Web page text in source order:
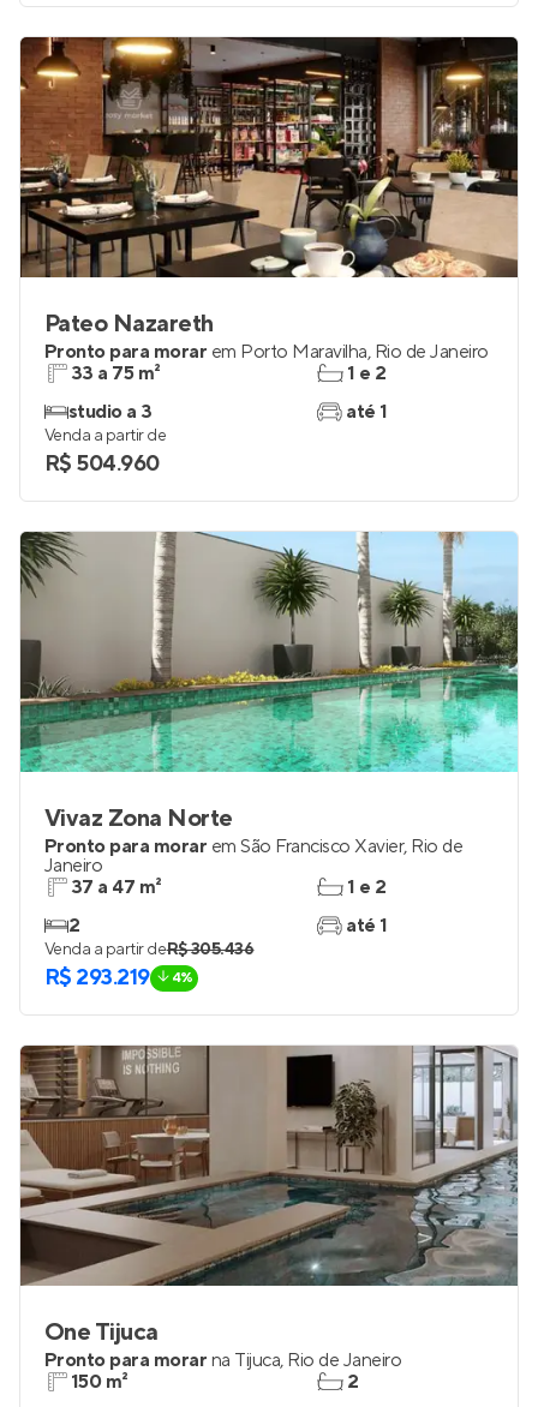
Pateo Nazareth
Pronto para morar em Porto Maravilha, Rio de Janeiro
33 a 75 m²
studio a 3
1 e 2
até 1
Venda a partir de
R$ 504.960
Vivaz Zona Norte
Pronto para morar em São Francisco Xavier, Rio de
Janeiro
37 a 47 m²
2
1 e 2
até 1
Venda a partir deR$ 305.436
R$ 293.219 4%
One Tijuca
Pronto para morar na Tijuca, Rio de Janeiro
150 m²
2